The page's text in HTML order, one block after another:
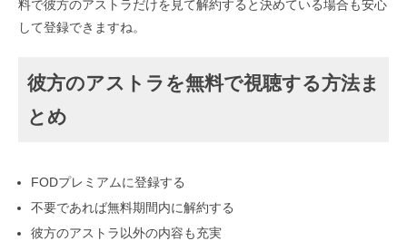
料で彼方のアストラだけを見て解約すると決めている場合も安心
して登録できますね。
彼方のアストラを無料で視聴する方法ま
とめ
FODプレミアムに登録する
不要であれば無料期間内に解約する
彼方のアストラ以外の内容も充実